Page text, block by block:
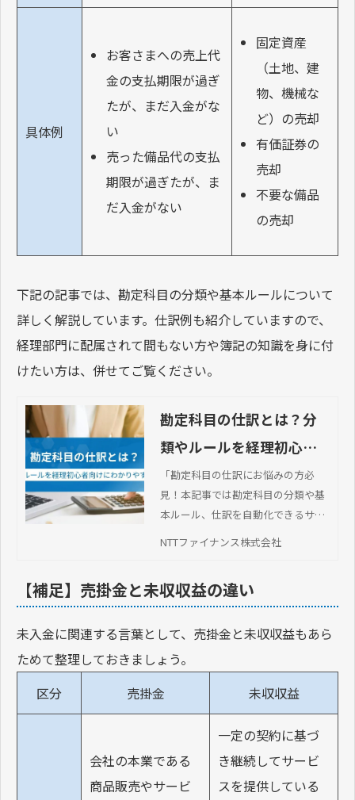
具体例
お客さまへの売上代
金の支払期限が過ぎ
たが、まだ入金がな
い
売った備品代の支払
期限が過ぎたが、ま
だ入金がない
固定資産
（土地、建
物、機械な
ど）の売却
有価証券の
売却
不要な備品
の売却
下記の記事では、勘定科目の分類や基本ルールについて
詳しく解説しています。仕訳例も紹介していますので、
経理部門に配属されて間もない方や簿記の知識を身に付
けたい方は、併せてご覧ください。
勘定科目の仕訳とは？分
類やルールを経理初心者
向けにわかりやすく解説
「勘定科目の仕訳にお悩みの方必
見！本記事では勘定科目の分類や基
本ルール、仕訳を自動化できるサー
ビスなどを紹介しています。
NTTファイナンス株式会社
【補足】売掛金と未収収益の違い
未入金に関連する言葉として、売掛金と未収収益もあら
ためて整理しておきましょう。
区分
売掛金 未収収益
会社の本業である
商品販売やサービ
一定の契約に基づ
き継続してサービ
スを提供している